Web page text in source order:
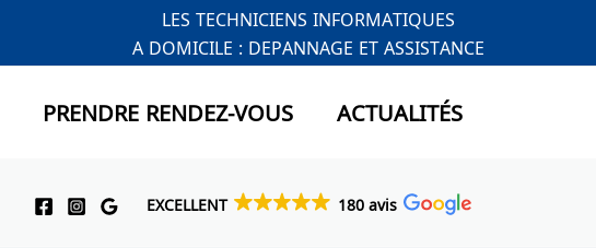
LES TECHNICIENS INFORMATIQUES
A DOMICILE : DEPANNAGE ET ASSISTANCE
PRENDRE RENDEZ-VOUS ACTUALITÉS
EXCELLENT 180 avis